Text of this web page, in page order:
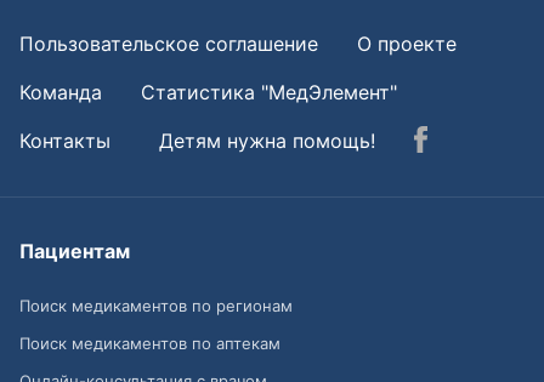
Пользовательское соглашение
О проекте
Команда
Статистика "МедЭлемент"
Контакты
Детям нужна помощь!
Пациентам
Поиск медикаментов по регионам
Поиск медикаментов по аптекам